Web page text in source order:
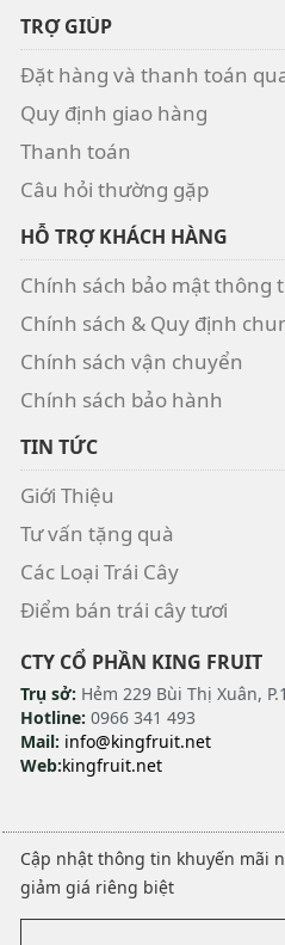
TRỢ GIÚP
Đặt hàng và thanh toán
Quy định giao hàng
Thanh toán
Câu hỏi thường gặp
HỖ TRỢ KHÁCH HÀNG
Chính sách bảo mật thông
Chính sách & Quy định
Chính sách vận chuyển
Chính sách bảo hành
TIN TỨC
Giới Thiệu
Tư vấn tặng quà
Các Loại Trái Cây
Điểm bán trái cây tươi
CTY CỔ PHẦN KING FRUIT
Trụ sở: Hẻm 229 Bùi Thị Xuân,
Hotline: 0966 341 493
Mail: info@kingfruit.net
Web:kingfruit.net
Cập nhật thông tin khuyến mãi
giảm giá riêng biệt